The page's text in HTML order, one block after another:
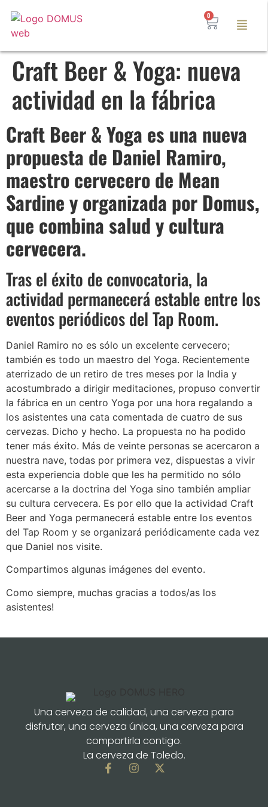
0
Craft Beer & Yoga: nueva
actividad en la fábrica
Craft Beer & Yoga es una nueva
propuesta de Daniel Ramiro,
maestro cervecero de Mean
Sardine y organizada por Domus,
que combina salud y cultura
cervecera.
Tras el éxito de convocatoria, la
actividad permanecerá estable entre los
eventos periódicos del Tap Room.
Daniel Ramiro no es sólo un excelente cervecero;
también es todo un maestro del Yoga. Recientemente
aterrizado de un retiro de tres meses por la India y
acostumbrado a dirigir meditaciones, propuso convertir
la fábrica en un centro Yoga por una hora regalando a
los asistentes una cata comentada de cuatro de sus
cervezas. Dicho y hecho. La propuesta no ha podido
tener más éxito. Más de veinte personas se acercaron a
nuestra nave, todas por primera vez, dispuestas a vivir
esta experiencia doble que les ha permitido no sólo
acercarse a la doctrina del Yoga sino también ampliar
su cultura cervecera. Es por ello que la actividad Craft
Beer and Yoga permanecerá estable entre los eventos
del Tap Room y se organizará periódicamente cada vez
que Daniel nos visite.
Compartimos algunas imágenes del evento.
Como siempre, muchas gracias a todos/as los
asistentes!
Una cerveza de calidad, una cerveza para
disfrutar, una cerveza única, una cerveza para
compartirla contigo.
La cerveza de Toledo.